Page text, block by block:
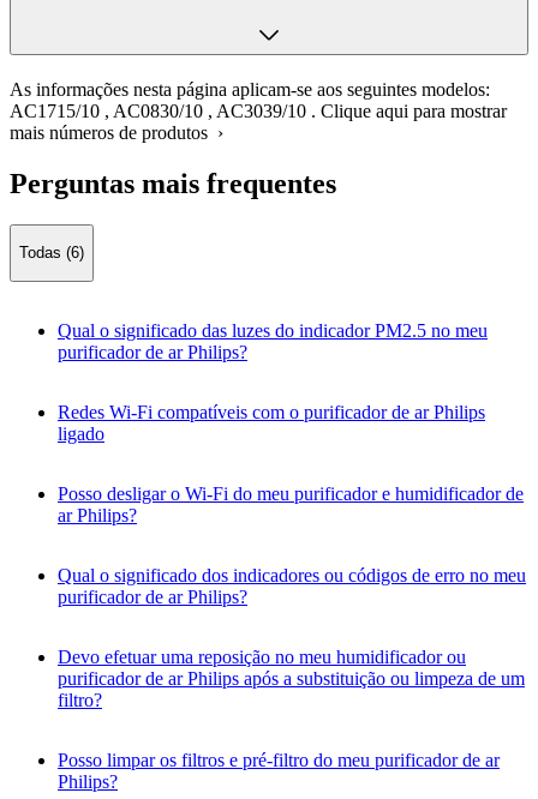
As informações nesta página aplicam-se aos seguintes modelos:
AC1715/10 , AC0830/10 , AC3039/10 . Clique aqui para mostrar
mais números de produtos ›
Perguntas mais frequentes
Todas (6)
Qual o significado das luzes do indicador PM2.5 no meu
purificador de ar Philips?
Redes Wi-Fi compatíveis com o purificador de ar Philips
ligado
Posso desligar o Wi-Fi do meu purificador e humidificador de
ar Philips?
Qual o significado dos indicadores ou códigos de erro no meu
purificador de ar Philips?
Devo efetuar uma reposição no meu humidificador ou
purificador de ar Philips após a substituição ou limpeza de um
filtro?
Posso limpar os filtros e pré-filtro do meu purificador de ar
Philips?